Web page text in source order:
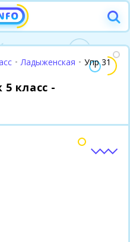
• Ладыженская • Упр 31
5 класс -